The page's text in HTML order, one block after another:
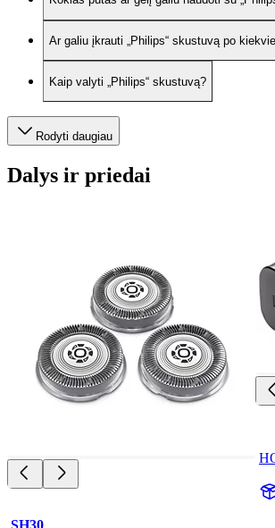
Ar galiu įkrauti „Philips“ skustuvą po
Kaip valyti „Philips“ skustuvą?
Rodyti daugiau
Dalys ir priedai
SH30